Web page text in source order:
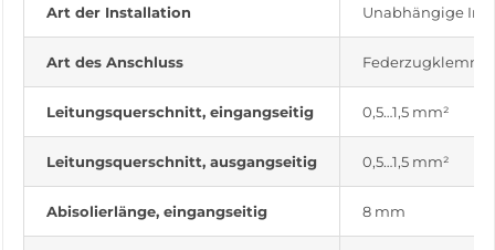
Art der Installation Unabhängige
Art des Anschluss Federzugklemme
Leitungsquerschnitt, eingangseitig 0,5…1,5 mm²
Leitungsquerschnitt, ausgangseitig 0,5…1,5 mm²
Abisolierlänge, eingangseitig 8 mm